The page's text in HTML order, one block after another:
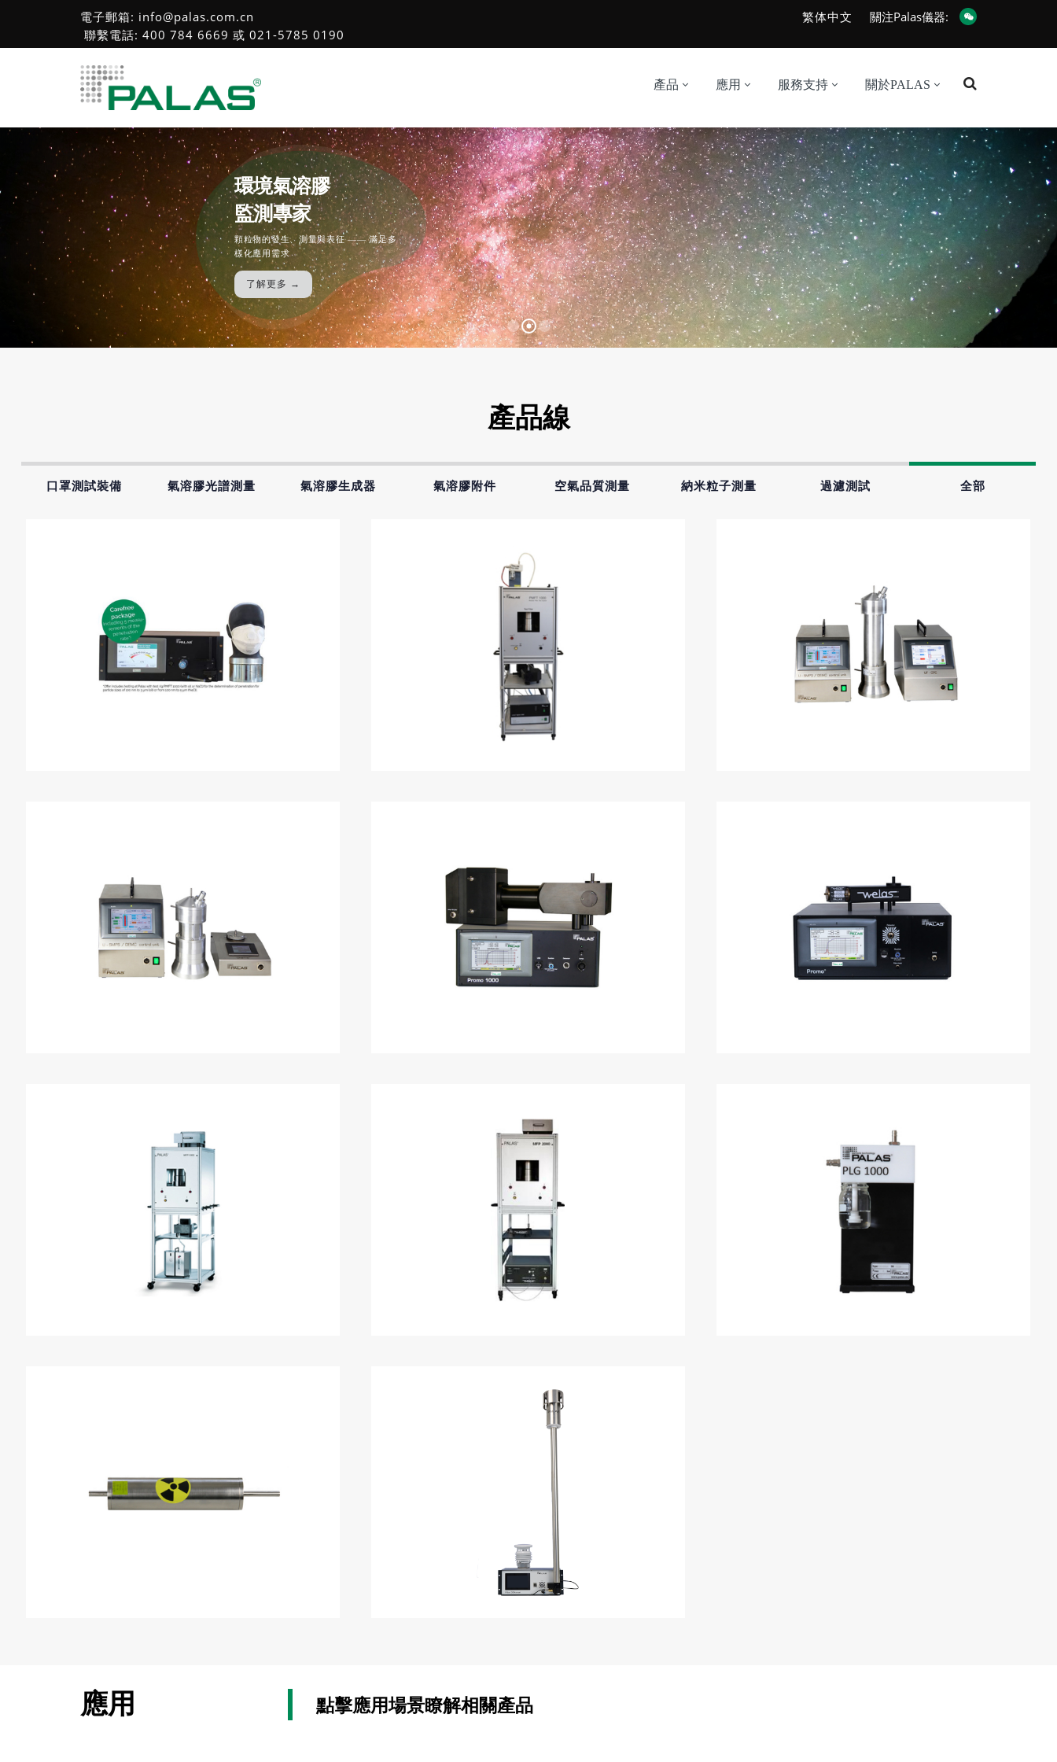
電子郵箱: info@palas.com.cn
聯繫電話: 400 784 6669 或 021-5785 0190
繁体中文 關注Palas儀器:
產品 應用 服務支持 關於PALAS
了解更多 →
環境氣溶膠
監測專家
顆粒物的發生、測量與表征 —— 滿足多
樣化應用需求
產品線
口罩測試裝備 氣溶膠光譜測量 氣溶膠生成器 氣溶膠附件 空氣品質測量 納米粒子測量 過濾測試 全部
應用 點擊應用場景瞭解相關產品